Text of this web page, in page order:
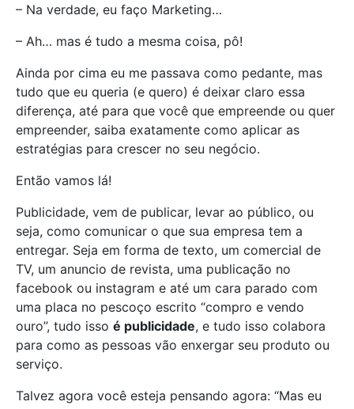
– Na verdade, eu faço Marketing…
– Ah… mas é tudo a mesma coisa, pô!
Ainda por cima eu me passava como pedante, mas
tudo que eu queria (e quero) é deixar claro essa
diferença, até para que você que empreende ou quer
empreender, saiba exatamente como aplicar as
estratégias para crescer no seu negócio.
Então vamos lá!
Publicidade, vem de publicar, levar ao público, ou
seja, como comunicar o que sua empresa tem a
entregar. Seja em forma de texto, um comercial de
TV, um anuncio de revista, uma publicação no
facebook ou instagram e até um cara parado com
uma placa no pescoço escrito “compro e vendo
ouro”, tudo isso é publicidade, e tudo isso colabora
para como as pessoas vão enxergar seu produto ou
serviço.
Talvez agora você esteja pensando agora: “Mas eu